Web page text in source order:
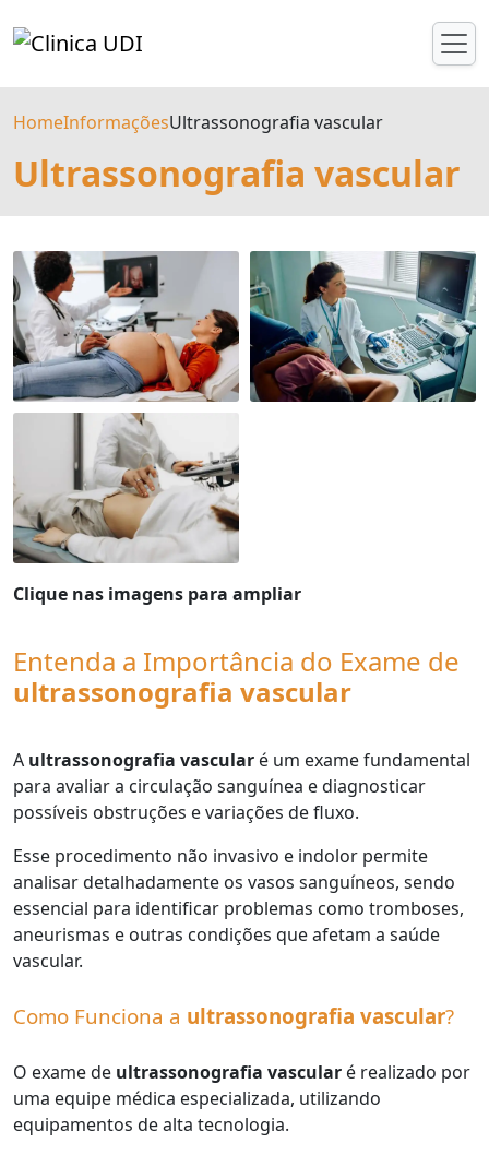
HomeInformaçõesUltrassonografia vascular
Ultrassonografia vascular
Clique nas imagens para ampliar
Entenda a Importância do Exame de
ultrassonografia vascular
A ultrassonografia vascular é um exame fundamental
para avaliar a circulação sanguínea e diagnosticar
possíveis obstruções e variações de fluxo.
Esse procedimento não invasivo e indolor permite
analisar detalhadamente os vasos sanguíneos, sendo
essencial para identificar problemas como tromboses,
aneurismas e outras condições que afetam a saúde
vascular.
Como Funciona a ultrassonografia vascular?
O exame de ultrassonografia vascular é realizado por
uma equipe médica especializada, utilizando
equipamentos de alta tecnologia.